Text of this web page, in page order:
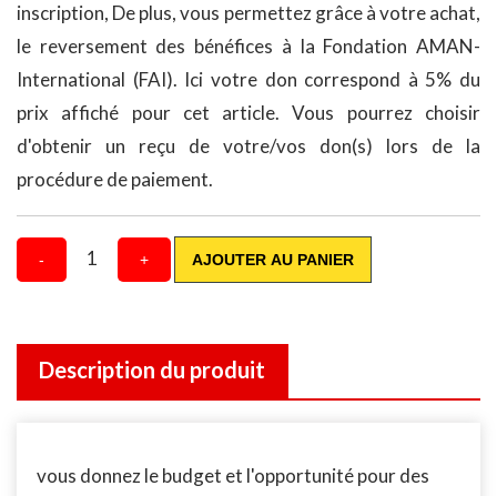
inscription, De plus, vous permettez grâce à votre achat,
le reversement des bénéfices à la Fondation AMAN-
International (FAI). Ici votre don correspond à 5% du
prix affiché pour cet article. Vous pourrez choisir
d'obtenir un reçu de votre/vos don(s) lors de la
procédure de paiement.
- 1 + AJOUTER AU PANIER
Description du produit
vous donnez le budget et l'opportunité pour des